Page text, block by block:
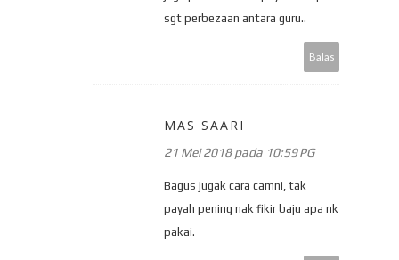
sgt perbezaan antara guru..
Balas
MAS SAARI
21 Mei 2018 pada 10:59 PG
Bagus jugak cara camni, tak
payah pening nak fikir baju apa nk
pakai.